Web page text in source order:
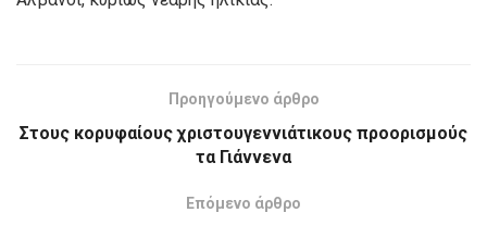
Προηγούμενο άρθρο
Στους κορυφαίους χριστουγεννιάτικους προορισμούς
τα Γιάννενα
Επόμενο άρθρο